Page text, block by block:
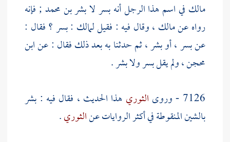
مالك في اسم هذا الرجل أنهبسرلابشر بن محمد; فإنه
رواه عنمالك ، وقال فيه : فقيللمالك :بسر؟ فقال :
عنبسر، أوبشر، ثم حدثنا به بعد ذلك فقال : عنابن
محجن، ولم يقلبسرولابشر.
7126 - وروى
الثوري هذا الحديث ، فقال فيه : بشر
بالشين المنقوطة في أكثر الروايات عنالثوري.